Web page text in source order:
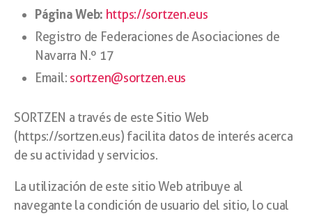
Página Web: https://sortzen.eus
Registro de Federaciones de Asociaciones de
Navarra N.º 17
Email: sortzen@sortzen.eus
SORTZEN a través de este Sitio Web
(https://sortzen.eus) facilita datos de interés acerca
de su actividad y servicios.
La utilización de este sitio Web atribuye al
navegante la condición de usuario del sitio, lo cual